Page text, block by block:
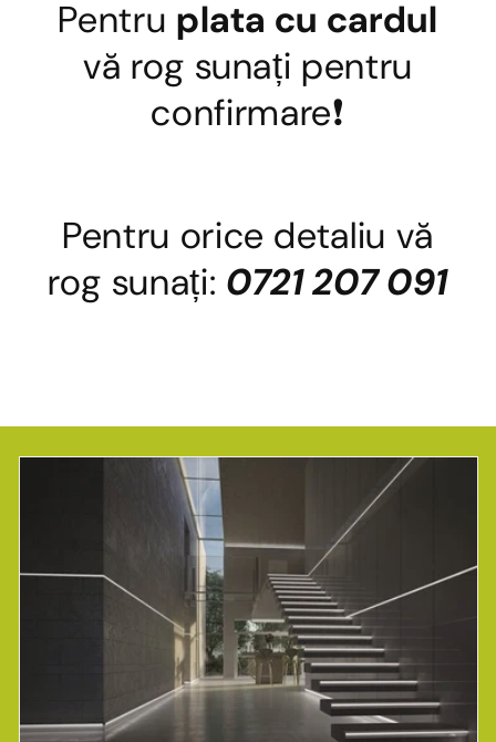
Pentru plata cu cardul
vă rog sunați pentru
confirmare❗
Pentru orice detaliu vă
rog sunați: 0721 207 091